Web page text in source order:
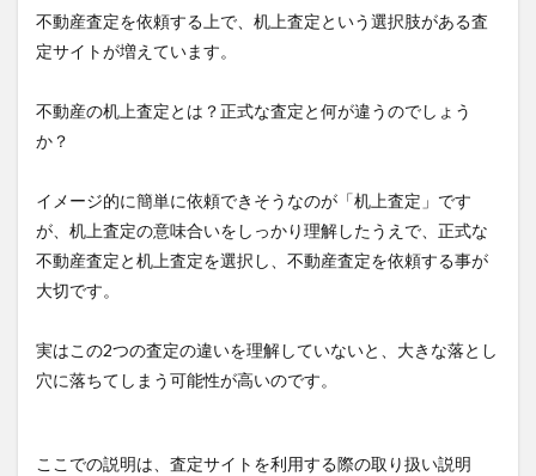
不動産査定を依頼する上で、 机上査定という選択肢がある査
定サイトが増えています。
不動産の机上査定とは？正式な査定と何が違うのでしょう
か？
イメージ的に簡単に依頼できそうなのが「机上査定 」です
が、 机上査定の意味合いをしっかり理解したうえで、正式な
不動産査定と机上査定を選択し、不動産査定を依頼する事が
大切です。
実はこの2つの査定の違いを理解していないと、 大きな落とし
穴に落ちてしまう可能性が高いのです。
ここでの説明は、査定サイトを利用する際の取り扱い説明